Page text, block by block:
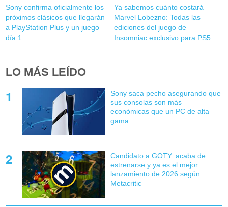
Sony confirma oficialmente los
próximos clásicos que llegarán
a PlayStation Plus y un juego
día 1
Ya sabemos cuánto costará
Marvel Lobezno: Todas las
ediciones del juego de
Insomniac exclusivo para PS5
LO MÁS LEÍDO
Sony saca pecho asegurando que
sus consolas son más
económicas que un PC de alta
gama
Candidato a GOTY: acaba de
estrenarse y ya es el mejor
lanzamiento de 2026 según
Metacritic